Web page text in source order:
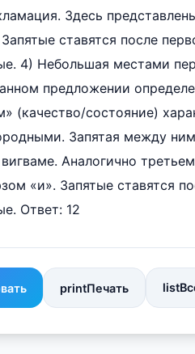
Здесь
ставятся после
4) Небольшая местами
предложении
(качество/состояние)
Запятая между
Аналогично
«и». Запятые ставятся
Ответ: 12
printПечать list